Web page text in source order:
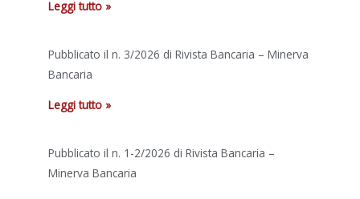
Leggi tutto »
Pubblicato il n. 3/2026 di Rivista Bancaria – Minerva
Bancaria
Leggi tutto »
Pubblicato il n. 1-2/2026 di Rivista Bancaria –
Minerva Bancaria